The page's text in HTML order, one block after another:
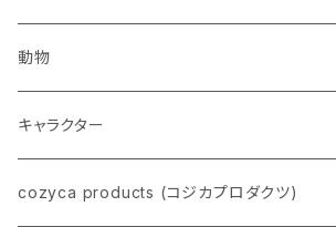
動物
ネコ
イヌ
キャラクター
スヌーピー
cozyca products (コジカプロダクツ)